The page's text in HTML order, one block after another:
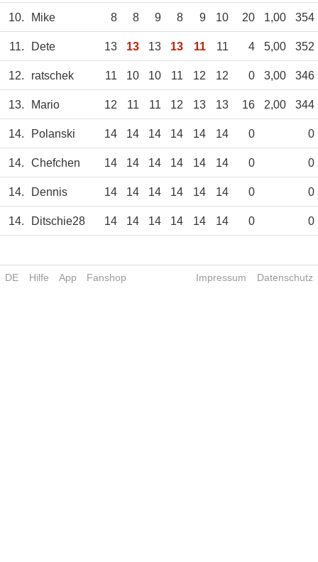
10. Mike 8 8 9 8 9 10 20 1,00 354
11. Dete 13 13 13 13 11 11 4 5,00 352
12. ratschek 11 10 10 11 12 12 0 3,00 346
13. Mario 12 11 11 12 13 13 16 2,00 344
14. Polanski 14 14 14 14 14 14 0 0
14. Chefchen 14 14 14 14 14 14 0 0
14. Dennis 14 14 14 14 14 14 0 0
14. Ditschie28 14 14 14 14 14 14 0 0
DE Hilfe App Fanshop Impressum Datenschutz